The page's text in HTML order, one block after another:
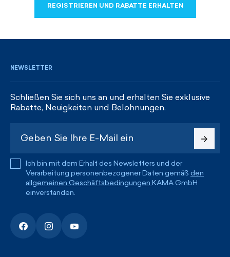
REGISTRIEREN UND RABATTE ERHALTEN
NEWSLETTER
Schließen Sie sich uns an und erhalten Sie exklusive
Rabatte, Neuigkeiten und Belohnungen.
Ich bin mit dem Erhalt des Newsletters und der
Verarbeitung personenbezogener Daten gemäß den
allgemeinen Geschäftsbedingungen KAMA GmbH
einverstanden.